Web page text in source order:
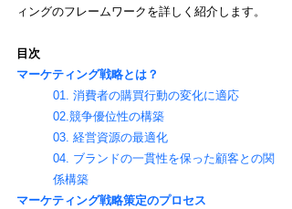
ィングのフレームワークを詳しく紹介します。
目次
マーケティング戦略とは？
01. 消費者の購買行動の変化に適応
02.競争優位性の構築
03. 経営資源の最適化
04. ブランドの一貫性を保った顧客との関
係構築
マーケティング戦略策定のプロセス